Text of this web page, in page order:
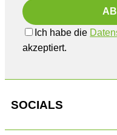
Ich habe die
akzeptiert.
SOCIALS